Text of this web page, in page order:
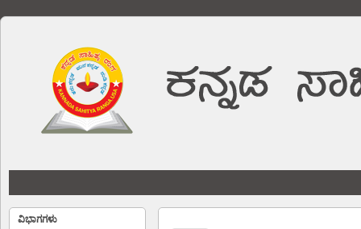
ವಿಭಾಗಗಳು